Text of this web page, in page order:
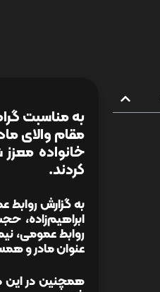
به مناسبت
مقام والای
خانواده
کردند.
به گزارش روابط
ابراهیم‌زاده،
روابط عمومی،
عنوان مادر و
همچنین در این